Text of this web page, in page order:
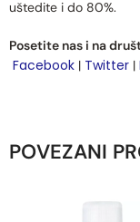
uštedite i do 80%.
Posetite nas i na
Facebook | Twitter |
POVEZANI